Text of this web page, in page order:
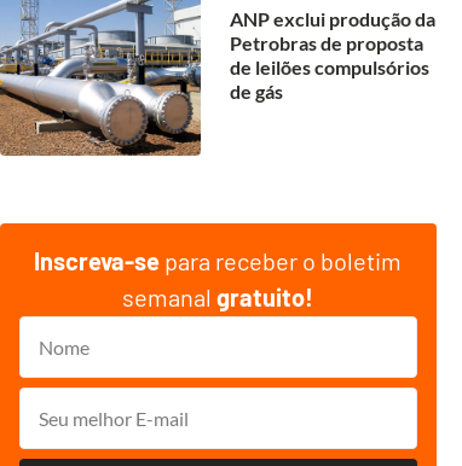
ANP exclui produção da
Petrobras de proposta
de leilões compulsórios
de gás
Inscreva-se para receber o boletim
semanalgratuito!